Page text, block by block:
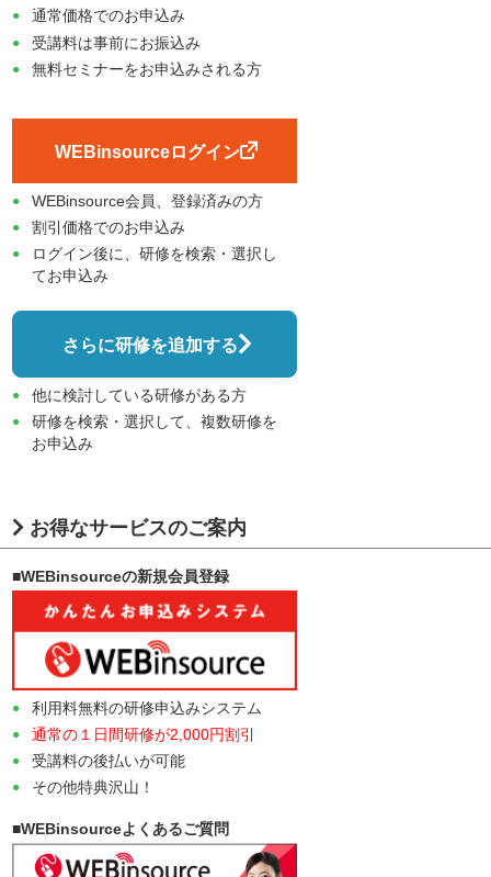
通常価格でのお申込み
受講料は事前にお振込み
無料セミナーをお申込みされる方
WEBinsourceログイン
WEBinsource会員、登録済みの方
割引価格でのお申込み
ログイン後に、研修を検索・選択し
てお申込み
さらに研修を追加する
他に検討している研修がある方
研修を検索・選択して、複数研修を
お申込み
お得なサービスのご案内
■WEBinsourceの新規会員登録
利用料無料の研修申込みシステム
通常の１日間研修が2,000円割引
受講料の後払いが可能
その他特典沢山！
■WEBinsourceよくあるご質問